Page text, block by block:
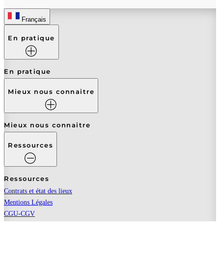
Français
En pratique
En pratique
Mieux nous connaitre
Mieux nous connaitre
Ressources
Ressources
Contrats et état des lieux
Mentions Légales
CGU-CGV